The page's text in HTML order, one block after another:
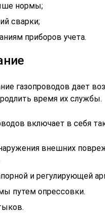
нормы;
сварки;
приборов учета.
газопроводов дает
время их службы.
включает в себя
внешних
и регулирующей
путем опрессовки.